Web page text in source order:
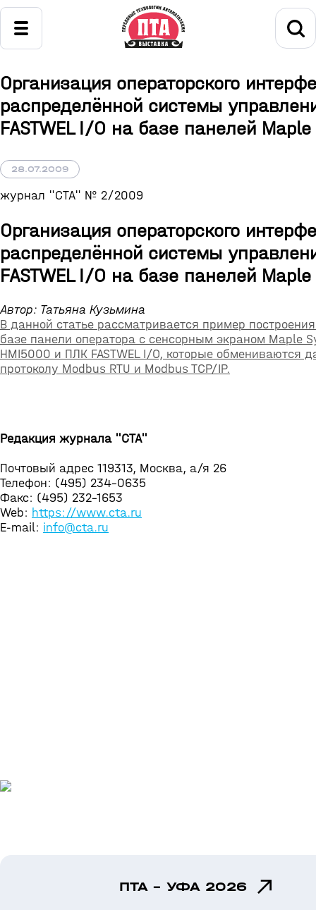
Организация операторского
распределённой системы
FASTWEL I/O на базе панелей
28.07.2009
журнал "СТА" № 2/2009
Организация операторского
распределённой системы
FASTWEL I/O на базе панелей
Автор: Татьяна Кузьмина
В данной статье рассматривается пример
базе панели оператора с сенсорным экраном Maple
HMI5000 и ПЛК FASTWEL I/O, которые обмениваются
протоколу Modbus RTU и Modbus TCP/IP.
Редакция журнала "СТА"
Почтовый адрес 119313, Москва, а/я 26
Телефон: (495) 234-0635
Факс: (495) 232-1653
Web: https://www.cta.ru
E-mail: info@cta.ru
ПТА - УФА 2026